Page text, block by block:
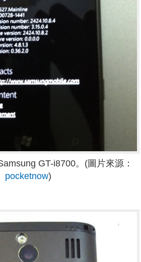
GT-i8700。(圖片來源：
pocketnow)